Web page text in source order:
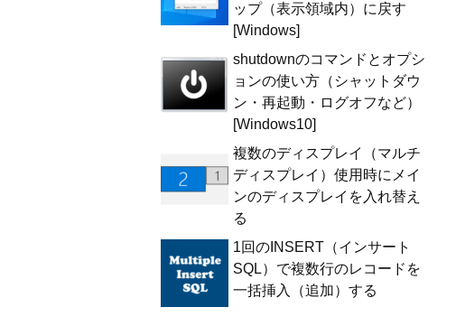
ップ（表示領域内）に戻す
[Windows]
shutdownのコマンドとオプシ
ョンの使い方（シャットダウ
ン・再起動・ログオフなど）
[Windows10]
複数のディスプレイ（マルチ
ディスプレイ）使用時にメイ
ンのディスプレイを入れ替え
る
1回のINSERT（インサート
SQL）で複数行のレコードを
一括挿入（追加）する